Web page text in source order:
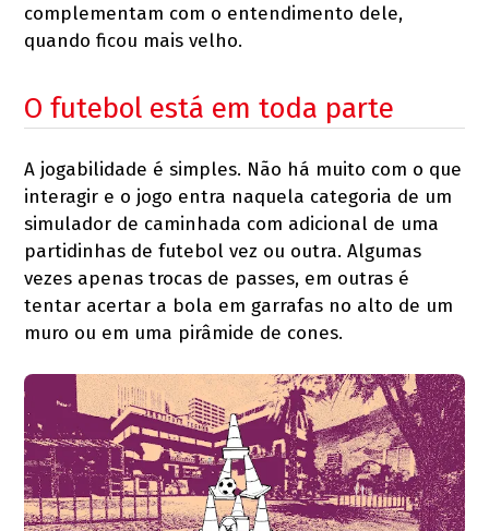
complementam com o entendimento dele,
quando ficou mais velho.
O futebol está em toda parte
A jogabilidade é simples. Não há muito com o que
interagir e o jogo entra naquela categoria de um
simulador de caminhada com adicional de uma
partidinhas de futebol vez ou outra. Algumas
vezes apenas trocas de passes, em outras é
tentar acertar a bola em garrafas no alto de um
muro ou em uma pirâmide de cones.